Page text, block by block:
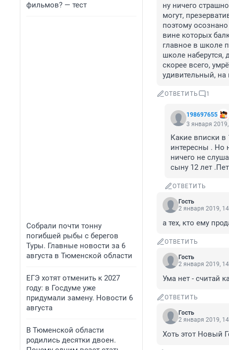
фильмов? — тест
Собрали почти тонну
погибшей рыбы с берегов
Туры. Главные новости за 6
августа в Тюменской области
ЕГЭ хотят отменить к 2027
году: в Госдуме уже
придумали замену. Новости 6
августа
В Тюменской области
родились десятки двоен.
ну ничего
могут,
поэтому
вине которых
главное в школе
школе
скорее всего,
удивительный, на
ОТВЕТИТЬ 1
198697655
3 января
Какие вписки в
интересны . Но
ничего не
сыну 12 лет
ОТВЕТИТЬ
Гость
2 января 2019,
а тех, кто ему
ОТВЕТИТЬ
Гость
2 января 2019,
Ума нет - считай
ОТВЕТИТЬ
Гость
2 января 2019,
Хоть этот Новый